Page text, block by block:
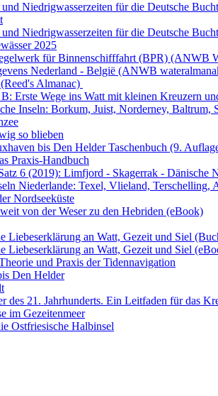
Niedrigwasserzeiten für die Deutsche
Niedrigwasserzeiten für die Deutsche
2025
für Binnenschifffahrt (BPR) (ANWB
Nederland - België (ANWB
Almanac)
Erste Wege ins Watt mit kleinen Kreuzern
Inseln: Borkum, Juist, Norderney, Baltrum,
so blieben
bis Den HelderTaschenbuch (9.
Praxis-Handbuch
6 (2019): Limfjord - Skagerrak - Dänische
Niederlande: Texel, Vlieland, Terschelling,
Nordseeküste
von der Weser zu den Hebriden (eBook)
Liebeserklärung an Watt, Gezeit und Siel
Liebeserklärung an Watt, Gezeit und Siel
und Praxis der Tidennavigation
Den Helder
des 21. Jahrhunderts. Ein Leitfaden für das
im Gezeitenmeer
Ostfriesische Halbinsel